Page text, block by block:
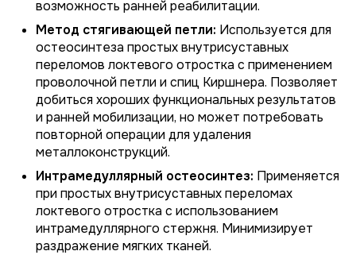
возможность ранней реабилитации.
Метод стягивающей петли: Используется для
остеосинтеза простых внутрисуставных
переломов локтевого отростка с применением
проволочной петли и спиц Киршнера. Позволяет
добиться хороших функциональных результатов
и ранней мобилизации, но может потребовать
повторной операции для удаления
металлоконструкций.
Интрамедуллярный остеосинтез: Применяется
при простых внутрисуставных переломах
локтевого отростка с использованием
интрамедуллярного стержня. Минимизирует
раздражение мягких тканей.